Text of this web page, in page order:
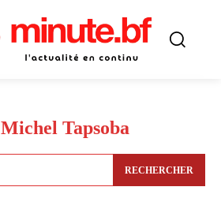
Michel Tapsoba
RECHERCHER